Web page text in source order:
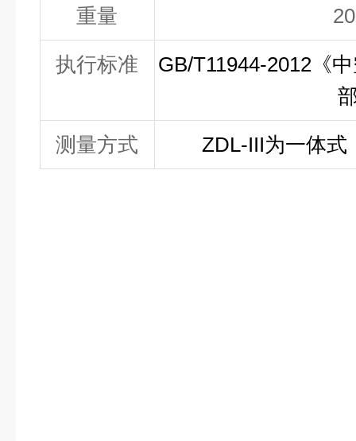
重量
执行标准 GB/T11944-2012《
测量方式 ZDL-III为一体式